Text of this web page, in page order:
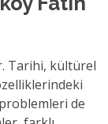
Tarihi, kültürel
de